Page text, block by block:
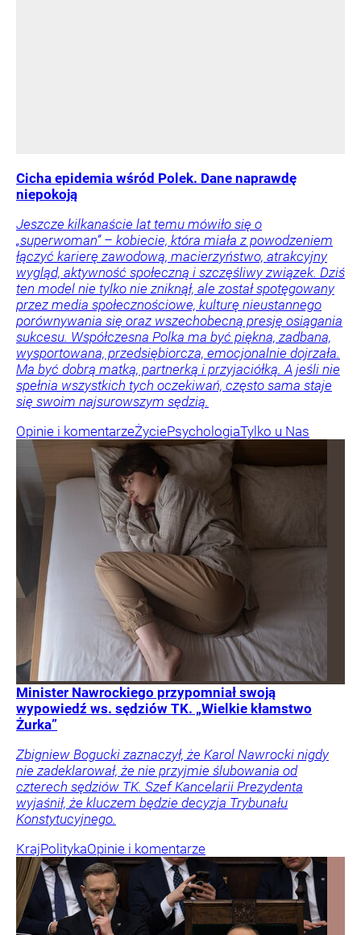
Cicha epidemia wśród Polek. Dane naprawdę
niepokoją
Jeszcze kilkanaście lat temu mówiło się o
„superwoman” – kobiecie, która miała z powodzeniem
łączyć karierę zawodową, macierzyństwo, atrakcyjny
wygląd, aktywność społeczną i szczęśliwy związek. Dziś
ten model nie tylko nie zniknął, ale został spotęgowany
przez media społecznościowe, kulturę nieustannego
porównywania się oraz wszechobecną presję osiągania
sukcesu. Współczesna Polka ma być piękna, zadbana,
wysportowana, przedsiębiorcza, emocjonalnie dojrzała.
Ma być dobrą matką, partnerką i przyjaciółką. A jeśli nie
spełnia wszystkich tych oczekiwań, często sama staje
się swoim najsurowszym sędzią.
Opinie i komentarzeŻyciePsychologiaTylko u Nas
Minister Nawrockiego przypomniał swoją
wypowiedź ws. sędziów TK. „Wielkie kłamstwo
Żurka”
Zbigniew Bogucki zaznaczył, że Karol Nawrocki nigdy
nie zadeklarował, że nie przyjmie ślubowania od
czterech sędziów TK. Szef Kancelarii Prezydenta
wyjaśnił, że kluczem będzie decyzja Trybunału
Konstytucyjnego.
KrajPolitykaOpinie i komentarze